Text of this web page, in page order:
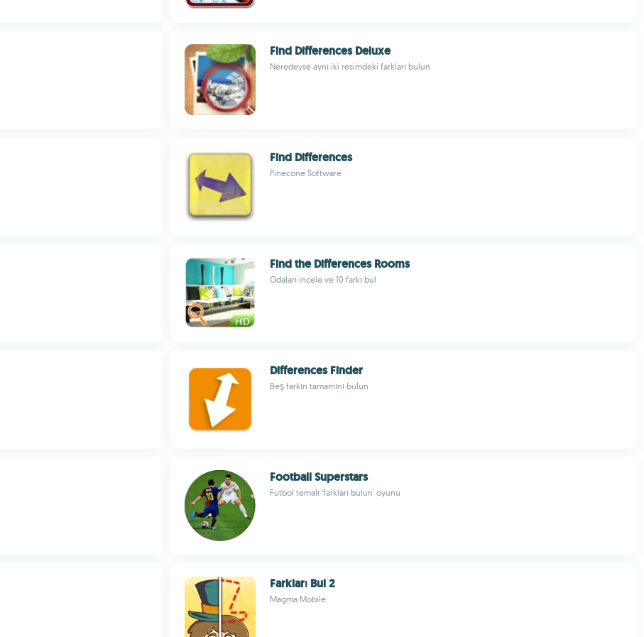
Find Differences Deluxe
Neredeyse aynı iki resimdeki farkları bulun
Find Differences
Pinecone Software
Find the Differences Rooms
Odaları incele ve 10 farkı bul
Differences Finder
Beş farkın tamamını bulun
Football Superstars
Futbol temalı 'farkları bulun' oyunu
Farkları Bul 2
Magma Mobile